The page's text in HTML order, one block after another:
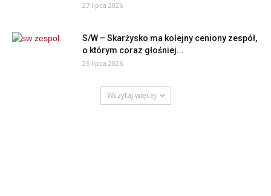
27 lipca 2026
S/W – Skarżysko ma kolejny ceniony zespół,
o którym coraz głośniej...
25 lipca 2026
Wczytaj więcej